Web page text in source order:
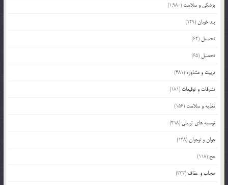
پزشکی و سلامت (1,980)
پند خوبان(129)
تحصیل (62)
تحصیل (65)
تربیت و مشاوره (481)
تشرفات و توقیعات (181)
تغذیه و سلامت (156)
توصیه های تربیتی (498)
جوان و نوجوان(148)
حج (118)
حجاب و عفاف (333)